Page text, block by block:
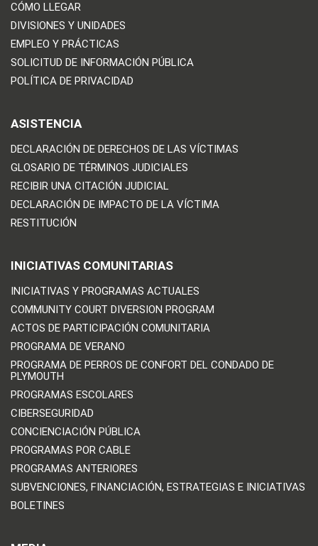
CÓMO LLEGAR
DIVISIONES Y UNIDADES
EMPLEO Y PRÁCTICAS
SOLICITUD DE INFORMACIÓN PÚBLICA
POLÍTICA DE PRIVACIDAD
ASISTENCIA
DECLARACIÓN DE DERECHOS DE LAS VÍCTIMAS
GLOSARIO DE TÉRMINOS JUDICIALES
RECIBIR UNA CITACIÓN JUDICIAL
DECLARACIÓN DE IMPACTO DE LA VÍCTIMA
RESTITUCIÓN
INICIATIVAS COMUNITARIAS
INICIATIVAS Y PROGRAMAS ACTUALES
COMMUNITY COURT DIVERSION PROGRAM
ACTOS DE PARTICIPACIÓN COMUNITARIA
PROGRAMA DE VERANO
PROGRAMA DE PERROS DE CONFORT DEL CONDADO DE
PLYMOUTH
PROGRAMAS ESCOLARES
CIBERSEGURIDAD
CONCIENCIACIÓN PÚBLICA
PROGRAMAS POR CABLE
PROGRAMAS ANTERIORES
SUBVENCIONES, FINANCIACIÓN, ESTRATEGIAS E INICIATIVAS
BOLETINES